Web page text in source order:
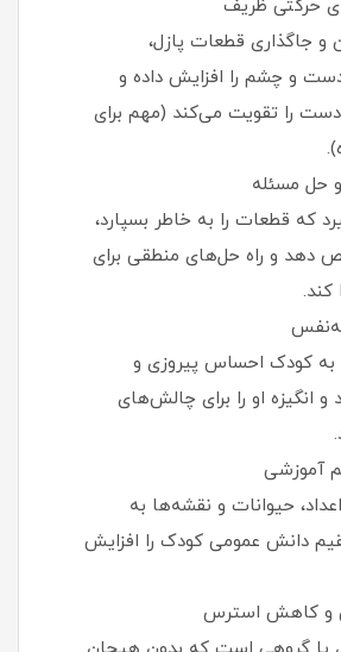
حرکتی ظریف
و جاگذاری قطعات پازل،
و چشم را افزایش داده و
را تقویت می‌کند (مهم برای
حل مسئله
که قطعات را به خاطر بسپارد،
دهد و راه‌ حل‌های منطقی برای
کند.
به کودک احساس پیروزی و
انگیزه او را برای چالش‌های
آموزشی
اعداد، حیوانات و نقشه‌ها به
دانش عمومی کودک را افزایش
و کاهش استرس